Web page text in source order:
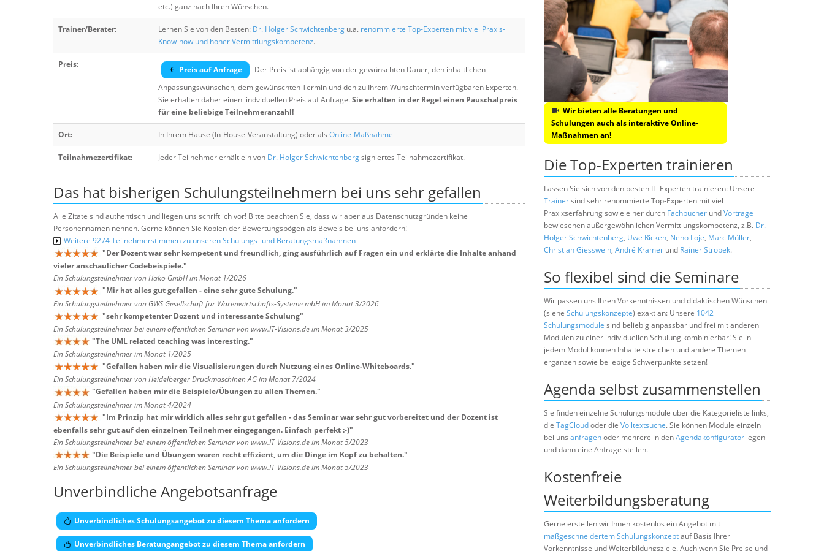
etc.) ganz nach Ihren Wünschen.
Trainer/Berater: Lernen Sie von den Besten: Dr. Holger Schwichtenberg u.a. renommierte Top-Experten mit viel Praxis-
Know-how und hoher Vermittlungskompetenz.
Preis:
Preis auf Anfrage
Der Preis ist abhängig von der gewünschten Dauer, den inhaltlichen
Anpassungswünschen, dem gewünschten Termin und den zu Ihrem Wunschtermin verfügbaren Experten.
Sie erhalten daher einen iindviduellen Preis auf Anfrage.Sie erhalten in der Regel einen Pauschalpreis
für eine beliebige Teilnehmeranzahl!
Ort: In Ihrem Hause (In-House-Veranstaltung) oder als Online-Maßnahme
Teilnahmezertifikat: Jeder Teilnehmer erhält ein von Dr. Holger Schwichtenbergsigniertes Teilnahmezertifikat.
Das hat bisherigen Schulungsteilnehmern bei uns sehr gefallen
Alle Zitate sind authentisch und liegen uns schriftlich vor! Bitte beachten Sie, dass wir aber aus Datenschutzgründen keine
Personennamen nennen. Gerne können Sie Kopien der Bewertungsbögen als Beweis bei uns anfordern!
Weitere 9274 Teilnehmerstimmen zu unseren Schulungs- und Beratungsmaßnahmen
"Der Dozent war sehr kompetent und freundlich, ging ausführlich auf Fragen ein und erklärte die Inhalte anhand
vieler anschaulicher Codebeispiele."
Ein Schulungsteilnehmer von Hako GmbH im Monat 1/2026
"Mir hat alles gut gefallen - eine sehr gute Schulung."
Ein Schulungsteilnehmer von GWS Gesellschaft für Warenwirtschafts-Systeme mbH im Monat 3/2026
"sehr kompetenter Dozent und interessante Schulung"
Ein Schulungsteilnehmer bei einem öffentlichen Seminar von www.IT-Visions.de im Monat 3/2025
"The UML related teaching was interesting."
Ein Schulungsteilnehmer im Monat 1/2025
"Gefallen haben mir die Visualisierungen durch Nutzung eines Online-Whiteboards."
Ein Schulungsteilnehmer von Heidelberger Druckmaschinen AG im Monat 7/2024
"Gefallen haben mir die Beispiele/Übungen zu allen Themen."
Ein Schulungsteilnehmer im Monat 4/2024
"Im Prinzip hat mir wirklich alles sehr gut gefallen - das Seminar war sehr gut vorbereitet und der Dozent ist
ebenfalls sehr gut auf den einzelnen Teilnehmer eingegangen. Einfach perfekt :-)"
Ein Schulungsteilnehmer bei einem öffentlichen Seminar von www.IT-Visions.de im Monat 5/2023
"Die Beispiele und Übungen waren recht effizient, um die Dinge im Kopf zu behalten."
Ein Schulungsteilnehmer bei einem öffentlichen Seminar von www.IT-Visions.de im Monat 5/2023
Unverbindliche Angebotsanfrage
Unverbindliches Schulungsangebot zu diesem Thema anfordern
Unverbindliches Beratungangebot zu diesem Thema anfordern
Wir bieten alle Beratungen und
Schulungen auch als interaktive Online-
Maßnahmen an!
Die Top-Experten trainieren
Lassen Sie sich von den besten IT-Experten trainieren: Unsere
Trainersind sehr renommierte Top-Experten mit viel
Praxixserfahrung sowie einer durch Fachbücher undVorträge
bewiesenen außergewöhnlichen Vermittlungskompetenz, z.B. Dr.
Holger Schwichtenberg, Uwe Ricken, Neno Loje, Marc Müller,
Christian Giesswein, André Krämer und Rainer Stropek.
So flexibel sind die Seminare
Wir passen uns Ihren Vorkenntnissen und didaktischen Wünschen
(siehe Schulungskonzepte) exakt an: Unsere 1042
Schulungsmodule sind beliebig anpassbar und frei mit anderen
Modulen zu einer individuellen Schulung kombinierbar! Sie in
jedem Modul können Inhalte streichen und andere Themen
ergänzen sowie beliebige Schwerpunkte setzen!
Agenda selbst zusammenstellen
Sie finden einzelne Schulungsmodule über die Kategorieliste links,
die TagCloudoder die Volltextsuche. Sie können Module einzeln
bei uns anfragenoder mehrere in denAgendakonfigurator legen
und dann eine Anfrage stellen.
Kostenfreie
Weiterbildungsberatung
Gerne erstellen wir Ihnen kostenlos ein Angebot mit
maßgeschneidertem Schulungskonzeptauf Basis Ihrer
Vorkenntnisse und Weiterbildungsziele. Auch wenn Sie Preise und